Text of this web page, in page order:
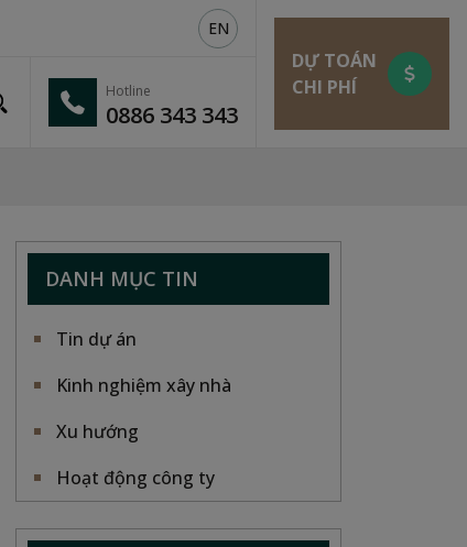
EN
Hotline
0886 343 343
DỰ TOÁN
CHI PHÍ
DANH MỤC TIN
Tin dự án
Kinh nghiệm xây nhà
Xu hướng
Hoạt động công ty